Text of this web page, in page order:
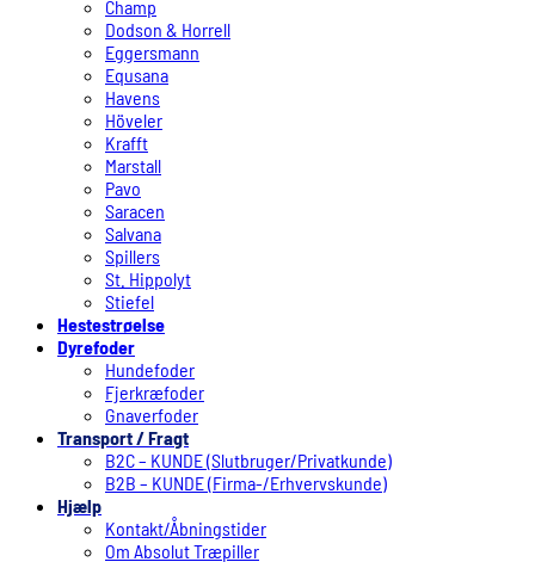
Champ
Dodson & Horrell
Eggersmann
Equsana
Havens
Höveler
Krafft
Marstall
Pavo
Saracen
Salvana
Spillers
St. Hippolyt
Stiefel
Hestestrøelse
Dyrefoder
Hundefoder
Fjerkræfoder
Gnaverfoder
Transport / Fragt
B2C – KUNDE (Slutbruger/Privatkunde)
B2B – KUNDE (Firma-/Erhvervskunde)
Hjælp
Kontakt/Åbningstider
Om Absolut Træpiller